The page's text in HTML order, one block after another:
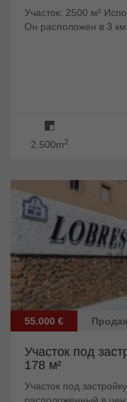
Участок: 2500 м²
Он расположен в 3
2.500m2
55.000 €
Участок под
178 м²
Участок под